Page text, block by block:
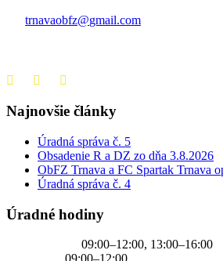
trnavaobfz@gmail.com
Najnovšie články
Úradná správa č. 5
Obsadenie R a DZ zo dňa 3.8.2026
ObFZ Trnava a FC Spartak Trnava
Úradná správa č. 4
Úradné hodiny
09:00–12:00, 13:00–16:00